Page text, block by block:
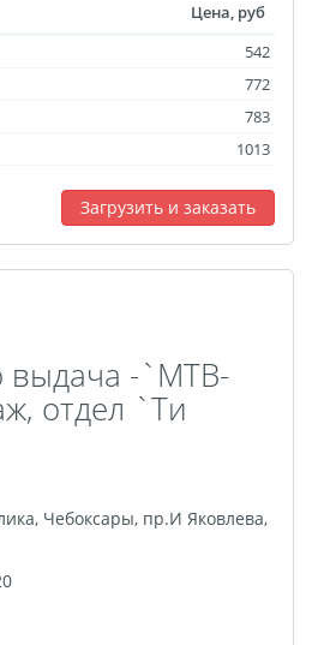
Цена, руб
542
772
783
1013
Загрузить и заказать
выдача -`МТВ-
отдел `Ти
, Чебоксары, пр.И Яковлева,